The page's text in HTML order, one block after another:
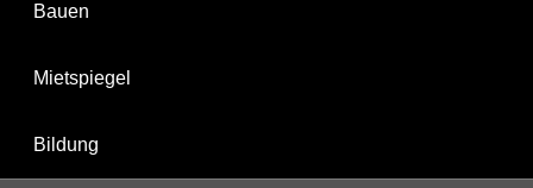
Bauen
Mietspiegel
Bildung